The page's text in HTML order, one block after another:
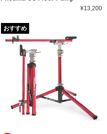
¥13,200
おすすめ